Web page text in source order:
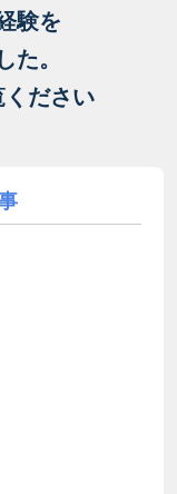
験を
た。
ださい